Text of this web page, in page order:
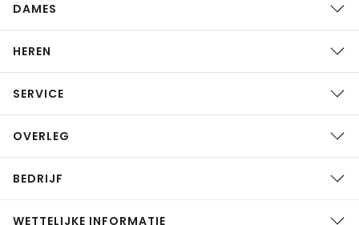
DAMES
HEREN
SERVICE
OVERLEG
BEDRIJF
WETTELIJKE INFORMATIE